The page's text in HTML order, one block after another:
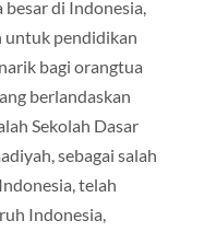
besar di Indonesia,
untuk pendidikan
bagi orangtua
berlandaskan
Sekolah Dasar
sebagai salah
telah
Indonesia,